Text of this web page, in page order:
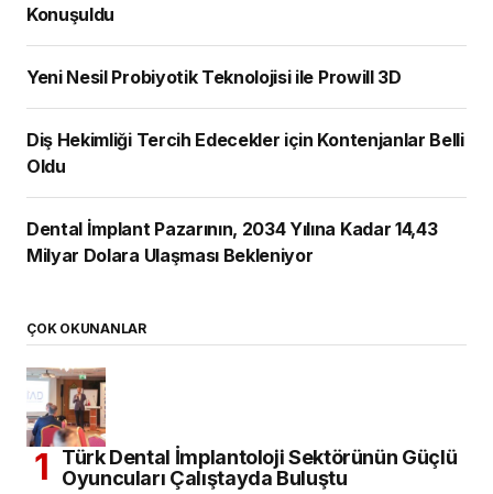
Konuşuldu
Yeni Nesil Probiyotik Teknolojisi ile Prowill 3D
Diş Hekimliği Tercih Edecekler için Kontenjanlar Belli
Oldu
Dental İmplant Pazarının, 2034 Yılına Kadar 14,43
Milyar Dolara Ulaşması Bekleniyor
ÇOK OKUNANLAR
Türk Dental İmplantoloji Sektörünün Güçlü
Oyuncuları Çalıştayda Buluştu